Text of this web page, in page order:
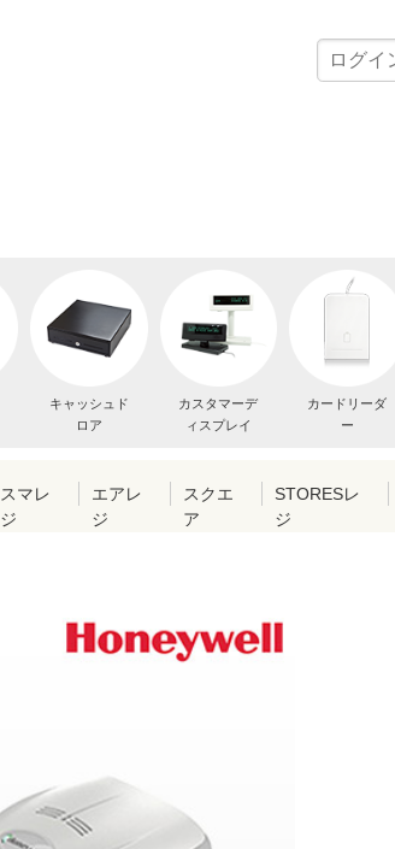
キャッシュド
ロア
カスタマーデ
ィスプレイ
カードリーダ
ー
スマレ
ジ
エアレ
ジ
スクエ
ア
STORESレ
ジ